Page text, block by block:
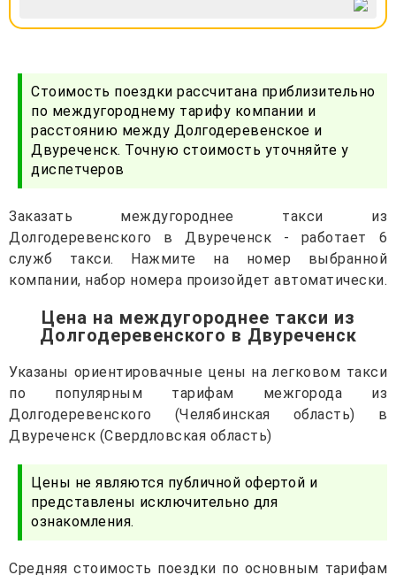
Стоимость поездки рассчитана приблизительно
по междугороднему тарифу компании и
расстоянию между Долгодеревенское и
Двуреченск. Точную стоимость уточняйте у
диспетчеров
Заказать междугороднее такси из
Долгодеревенского в Двуреченск - работает 6
служб такси. Нажмите на номер выбранной
компании, набор номера произойдет автоматически.
Цена на междугороднее такси из
Долгодеревенского в Двуреченск
Указаны ориентировачные цены на легковом такси
по популярным тарифам межгорода из
Долгодеревенского (Челябинская область) в
Двуреченск (Свердловская область)
Цены не являются публичной офертой и
представлены исключительно для
ознакомления.
Средняя стоимость поездки по основным тарифам